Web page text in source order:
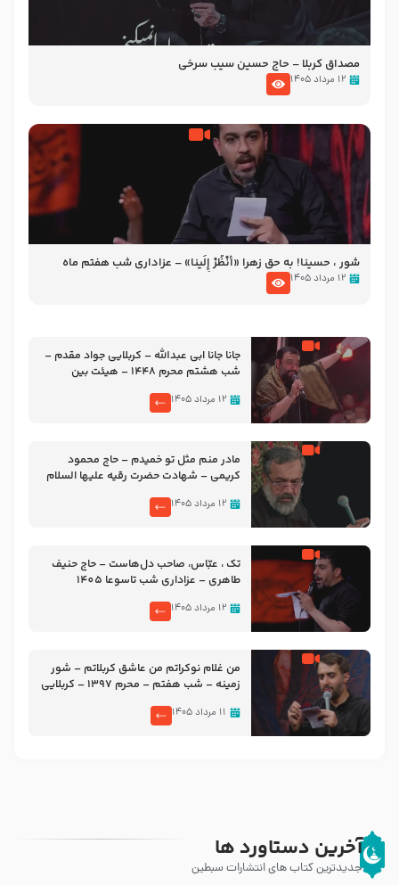
مصداق کربلا – حاج حسین سیب سرخی
۱۲ مرداد ۱۴۰۵
شور ، حسینا! به‌ حق زهرا «أُنْظُرْ إِلَینا» – عزاداری شب هفتم ماه
محرّم 1405
۱۲ مرداد ۱۴۰۵
جانا جانا ابی عبدالله – کربلایی جواد مقدم –
شب هشتم محرم 1448 – هیئت بین
۱۲ مرداد ۱۴۰۵
مادر منم مثل تو خمیدم – حاج محمود
کریمی – شهادت حضرت رقیه علیها السلام
۱۲ مرداد ۱۴۰۵
تک ، عبّاس، صاحب دل‌هاست – حاج حنیف
طاهری – عزاداری شب تاسوعا 1405
۱۲ مرداد ۱۴۰۵
من غلام نوکراتم من عاشق کربلاتم – شور
زمینه – شب هفتم – محرم 1397 – کربلایی
۱۱ مرداد ۱۴۰۵
آخرین دستاورد ها
جدیدترین کتاب های انتشارات سبطین